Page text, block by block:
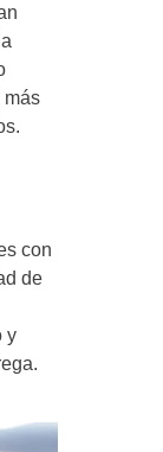
más
con
de
y